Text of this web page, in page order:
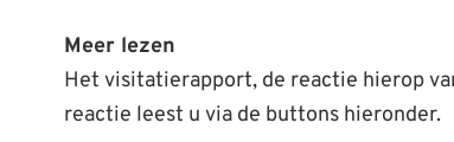
Meer lezen
Het visitatierapport, de reactie hierop
reactie leest u via de buttons hieronder.